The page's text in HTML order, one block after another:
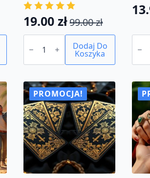
99.00zł
Pierwotna
wynosiła:
19.00 zł
Aktualna
wynosi:
ilość
EBOOK:
Termoterapia
-
naszych
przodków.
Terapia
stresu,
bólu
i
stanów
zapalnych.
Dodaj Do
Koszyka
ilość
mów
TAK,
w
NIE
PROMOCJA!